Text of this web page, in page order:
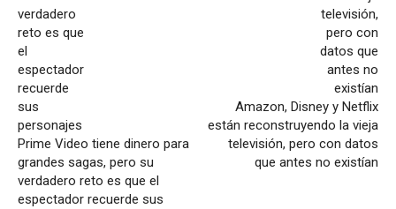
Prime Video tiene dinero para
grandes sagas, pero su
verdadero reto es que el
espectador recuerde sus
Amazon, Disney y Netflix
están reconstruyendo la vieja
televisión, pero con datos
que antes no existían